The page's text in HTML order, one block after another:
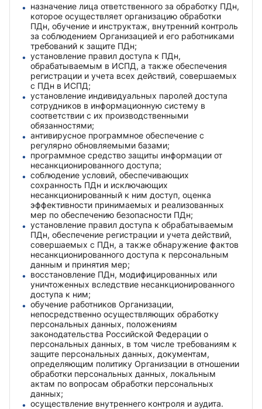
назначение лица ответственного за обработку ПДн,
которое осуществляет организацию обработки
ПДн, обучение и инструктаж, внутренний контроль
за соблюдением Организацией и его работниками
требований к защите ПДн;
установление правил доступа к ПДн,
обрабатываемым в ИСПД, а также обеспечения
регистрации и учета всех действий, совершаемых
с ПДн в ИСПД;
установление индивидуальных паролей доступа
сотрудников в информационную систему в
соответствии с их производственными
обязанностями;
антивирусное программное обеспечение с
регулярно обновляемыми базами;
программное средство защиты информации от
несанкционированного доступа;
соблюдение условий, обеспечивающих
сохранность ПДн и исключающих
несанкционированный к ним доступ, оценка
эффективности принимаемых и реализованных
мер по обеспечению безопасности ПДн;
установление правил доступа к обрабатываемым
ПДн, обеспечение регистрации и учета действий,
совершаемых с ПДн, а также обнаружение фактов
несанкционированного доступа к персональным
данным и принятия мер;
восстановление ПДн, модифицированных или
уничтоженных вследствие несанкционированного
доступа к ним;
обучение работников Организации,
непосредственно осуществляющих обработку
персональных данных, положениям
законодательства Российской Федерации о
персональных данных, в том числе требованиям к
защите персональных данных, документам,
определяющим политику Организации в отношении
обработки персональных данных, локальным
актам по вопросам обработки персональных
данных;
осуществление внутреннего контроля и аудита.